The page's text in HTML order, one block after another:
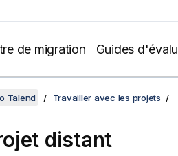
de migration Guides
Talend Travailler avec les projets
distant